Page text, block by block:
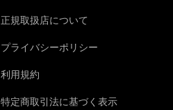
正規取扱店について
プライバシーポリシー
利用規約
特定商取引法に基づく表示